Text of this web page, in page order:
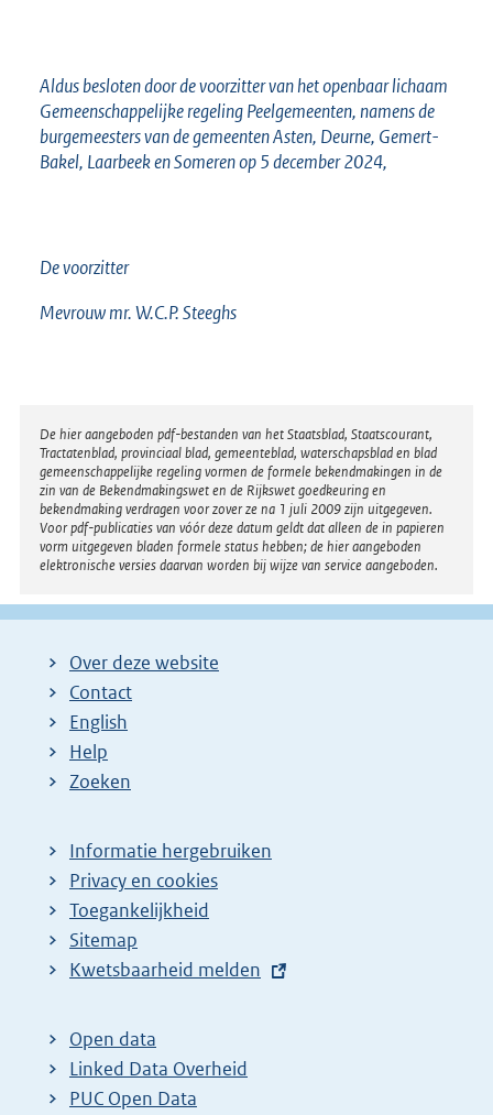
Aldus besloten door de voorzitter van het openbaar lichaam
Gemeenschappelijke regeling Peelgemeenten, namens de
burgemeesters van de gemeenten Asten, Deurne, Gemert-
Bakel, Laarbeek en Someren op 5 december 2024,
De voorzitter
Mevrouw mr. W.C.P. Steeghs
Disclaimer
De hier aangeboden pdf-bestanden van het Staatsblad, Staatscourant,
Tractatenblad, provinciaal blad, gemeenteblad, waterschapsblad en blad
gemeenschappelijke regeling vormen de formele bekendmakingen in de
zin van de Bekendmakingswet en de Rijkswet goedkeuring en
bekendmaking verdragen voor zover ze na 1 juli 2009 zijn uitgegeven.
Voor pdf-publicaties van vóór deze datum geldt dat alleen de in papieren
vorm uitgegeven bladen formele status hebben; de hier aangeboden
elektronische versies daarvan worden bij wijze van service aangeboden.
Over deze website
Contact
English
Help
Zoeken
Informatie hergebruiken
Privacy en cookies
Toegankelijkheid
Sitemap
E
t
e
r
Kwetsbaarheid melden
Open data
Linked Data Overheid
PUC Open Data